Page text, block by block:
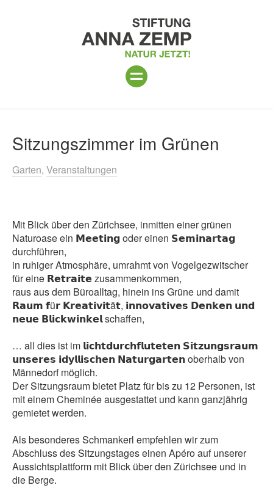
PROGRAMM 2026
PROJEKTE
UNTERSTÜTZEN
ÜBER UNS
Sitzungszimmer im Grünen
Garten Veranstaltungen
Mit Blick über den Zürichsee, inmitten einer grünen
Naturoase ein 𝗠𝗲𝗲𝘁𝗶𝗻𝗴 oder einen 𝗦𝗲𝗺𝗶𝗻𝗮𝗿𝘁𝗮𝗴
durchführen,
in ruhiger Atmosphäre, umrahmt von Vogelgezwitscher
für eine 𝗥𝗲𝘁𝗿𝗮𝗶𝘁𝗲 zusammenkommen,
raus aus dem Büroalltag, hinein ins Grüne und damit
𝗥𝗮𝘂𝗺 𝗳ü𝗿 𝗞𝗿𝗲𝗮𝘁𝗶𝘃𝗶𝘁ä𝘁, 𝗶𝗻𝗻𝗼𝘃𝗮𝘁𝗶𝘃𝗲𝘀 𝗗𝗲𝗻𝗸𝗲𝗻 𝘂𝗻𝗱
𝗻𝗲𝘂𝗲 𝗕𝗹𝗶𝗰𝗸𝘄𝗶𝗻𝗸𝗲𝗹 schaffen,
… all dies ist im 𝗹𝗶𝗰𝗵𝘁𝗱𝘂𝗿𝗰𝗵𝗳𝗹𝘂𝘁𝗲𝘁𝗲𝗻 𝗦𝗶𝘁𝘇𝘂𝗻𝗴𝘀𝗿𝗮𝘂𝗺
𝘂𝗻𝘀𝗲𝗿𝗲𝘀 𝗶𝗱𝘆𝗹𝗹𝗶𝘀𝗰𝗵𝗲𝗻 𝗡𝗮𝘁𝘂𝗿𝗴𝗮𝗿𝘁𝗲𝗻 oberhalb von
Männedorf möglich.
Der Sitzungsraum bietet Platz für bis zu 12 Personen, ist
mit einem Cheminée ausgestattet und kann ganzjährig
gemietet werden.
Als besonderes Schmankerl empfehlen wir zum
Abschluss des Sitzungstages einen Apéro auf unserer
Aussichtsplattform mit Blick über den Zürichsee und in
die Berge.